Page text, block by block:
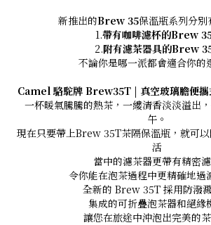
新推出的Brew 35保溫瓶系列分別
1.帶有咖啡濾杯的Brew
2.附有濾茶器具的Brew
不論你是哪一派都會適合你的
Camel 駱駝牌 Brew35T | 真空玻璃膽便攜
一杯暖氣騰騰的熱茶，一縷清香淡淡溢出
午。
現在只要帶上Brew 35T茶隔保溫瓶，就可
活
當中的濾茶器更帶有精密
令你能在泡茶過程中更精確地過
全新的 Brew 35T 採用防潑
集成的可折疊泡茶器和絕緣
讓您在旅途中沖泡出完美的茶